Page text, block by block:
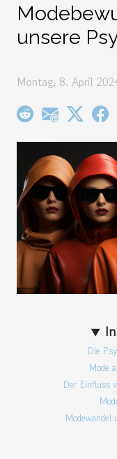
unsere
Montag, 8. April
Die
Mode
Der Einfluss
Modewandel